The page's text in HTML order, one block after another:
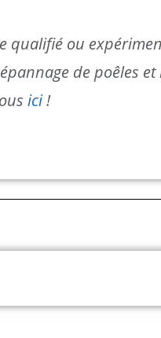
qualifié ou
de poêles
ici!